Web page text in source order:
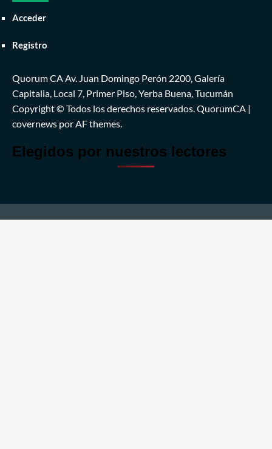
Acceder
Registro
Quorum CA Av. Juan Domingo Perón 2200, Galería
Capitalia, Local 7, Primer Piso, Yerba Buena, Tucumán
Copyright © Todos los derechos reservados. QuorumCA |
covernews por AF themes.
Elegidos por nuestros lectores